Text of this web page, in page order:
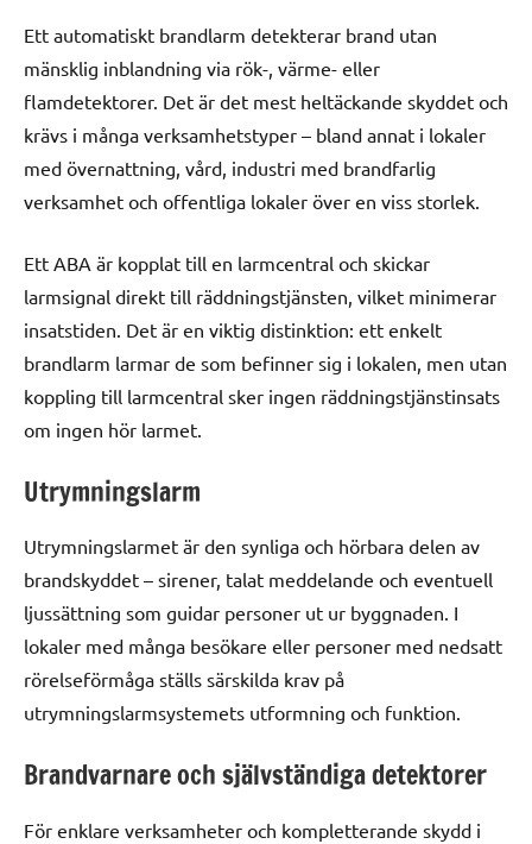
Ett automatiskt brandlarm detekterar brand utan
mänsklig inblandning via rök-, värme- eller
flamdetektorer. Det är det mest heltäckande skyddet och
krävs i många verksamhetstyper – bland annat i lokaler
med övernattning, vård, industri med brandfarlig
verksamhet och offentliga lokaler över en viss storlek.
Ett ABA är kopplat till en larmcentral och skickar
larmsignal direkt till räddningstjänsten, vilket minimerar
insatstiden. Det är en viktig distinktion: ett enkelt
brandlarm larmar de som befinner sig i lokalen, men utan
koppling till larmcentral sker ingen räddningstjänstinsats
om ingen hör larmet.
Utrymningslarm
Utrymningslarmet är den synliga och hörbara delen av
brandskyddet – sirener, talat meddelande och eventuell
ljussättning som guidar personer ut ur byggnaden. I
lokaler med många besökare eller personer med nedsatt
rörelseförmåga ställs särskilda krav på
utrymningslarmsystemets utformning och funktion.
Brandvarnare och självständiga detektorer
För enklare verksamheter och kompletterande skydd i